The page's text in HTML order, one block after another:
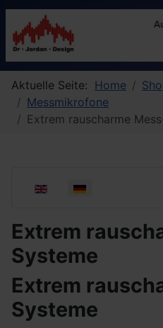
Aktuelle Seite: Home
Messmikrofone
Extrem rauscharme
Sprache auswählen
Extrem
Systeme
Extrem
Systeme